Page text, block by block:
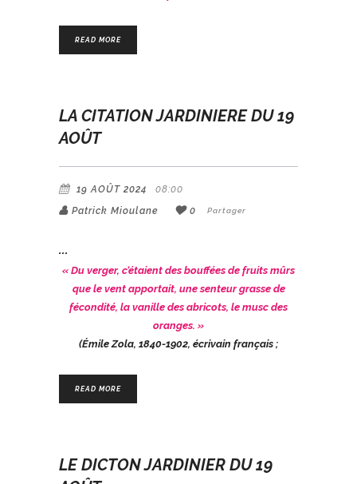
READ MORE
LA CITATION JARDINIERE DU 19
AOÛT
19 AOÛT 2024
08:00
Patrick Mioulane
0 Partager
« Du verger, c’étaient des bouffées de fruits mûrs
que le vent apportait, une senteur grasse de
fécondité, la vanille des abricots, le musc des
oranges. »
(Émile Zola, 1840-1902, écrivain français ;
READ MORE
LE DICTON JARDINIER DU 19